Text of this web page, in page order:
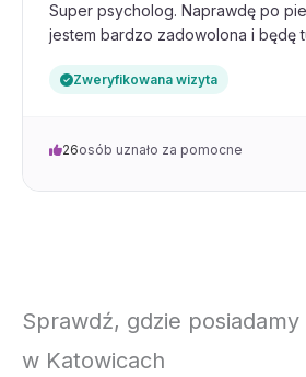
Super psycholog. Naprawdę po
jestem bardzo zadowolona i będę
Zweryfikowana wizyta
26osób uznało za pomocne
Sprawdź, gdzie
w Katowicach